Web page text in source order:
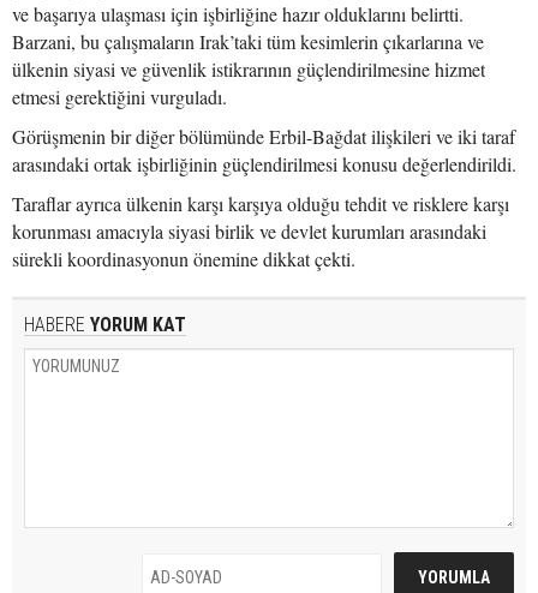
ve başarıya ulaşması için işbirliğine hazır olduklarını belirtti.
Barzani, bu çalışmaların Irak’taki tüm kesimlerin çıkarlarına ve
ülkenin siyasi ve güvenlik istikrarının güçlendirilmesine hizmet
etmesi gerektiğini vurguladı.
Görüşmenin bir diğer bölümünde Erbil-Bağdat ilişkileri ve iki taraf
arasındaki ortak işbirliğinin güçlendirilmesi konusu değerlendirildi.
Taraflar ayrıca ülkenin karşı karşıya olduğu tehdit ve risklere karşı
korunması amacıyla siyasi birlik ve devlet kurumları arasındaki
sürekli koordinasyonun önemine dikkat çekti.
HABERE YORUM KAT